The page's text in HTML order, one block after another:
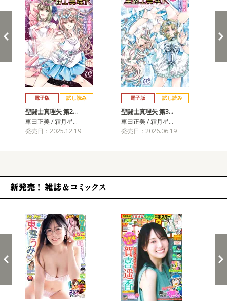
電子版 試し読み
聖闘士真理矢 第2…
車田正美 / 霜月星…
発売日：2025.12.19
電子版 試し読み
聖闘士真理矢 第3…
車田正美 / 霜月星…
発売日：2026.06.19